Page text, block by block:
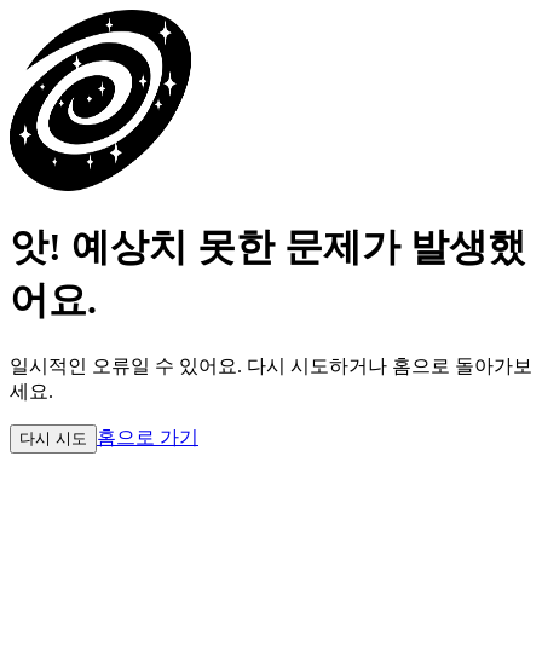
앗! 예상치 못한 문제가 발생했
어요.
일시적인 오류일 수 있어요. 다시 시도하거나 홈으로 돌아가보
세요.
다시 시도 홈으로 가기